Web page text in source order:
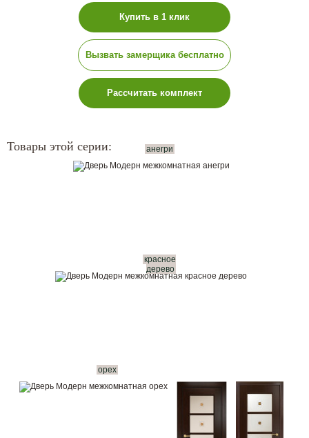
Купить в 1 клик
Вызвать замерщика бесплатно
Рассчитать комплект
Товары этой серии: анегри
красное
дерево
орех